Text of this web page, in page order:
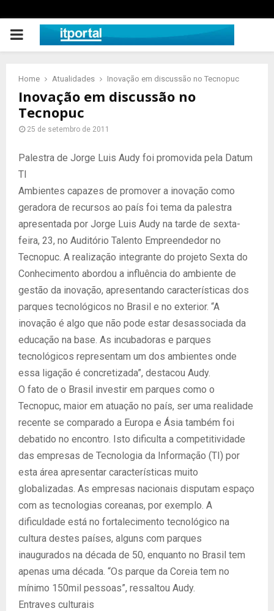
PRIMARY
Home Atualidades Inovação em discussão no Tecnopuc
Inovação em discussão no
Tecnopuc
25 de setembro de 2011
Palestra de Jorge Luis Audy foi promovida pela Datum
TI
Ambientes capazes de promover a inovação como
geradora de recursos ao país foi tema da palestra
apresentada por Jorge Luis Audy na tarde de sexta-
feira, 23, no Auditório Talento Empreendedor no
Tecnopuc. A realização integrante do projeto Sexta do
Conhecimento abordou a influência do ambiente de
gestão da inovação, apresentando características dos
parques tecnológicos no Brasil e no exterior. “A
inovação é algo que não pode estar desassociada da
educação na base. As incubadoras e parques
tecnológicos representam um dos ambientes onde
essa ligação é concretizada”, destacou Audy.
O fato de o Brasil investir em parques como o
Tecnopuc, maior em atuação no país, ser uma realidade
recente se comparado a Europa e Ásia também foi
debatido no encontro. Isto dificulta a competitividade
das empresas de Tecnologia da Informação (TI) por
esta área apresentar características muito
globalizadas. As empresas nacionais disputam espaço
com as tecnologias coreanas, por exemplo. A
dificuldade está no fortalecimento tecnológico na
cultura destes países, alguns com parques
inaugurados na década de 50, enquanto no Brasil tem
apenas uma década. “Os parque da Coreia tem no
mínimo 150mil pessoas”, ressaltou Audy.
Entraves culturais